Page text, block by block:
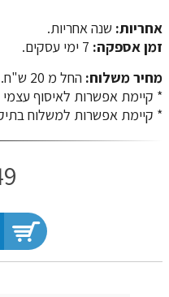
אחריות: שנה אחריות.
זמן אספקה: 7 ימי עסקים.
מחיר משלוח: החל מ 20 ש"ח.
​​​​​​​* קיימת אפשרות לאיסוף
* קיימת אפשרות למשלוח